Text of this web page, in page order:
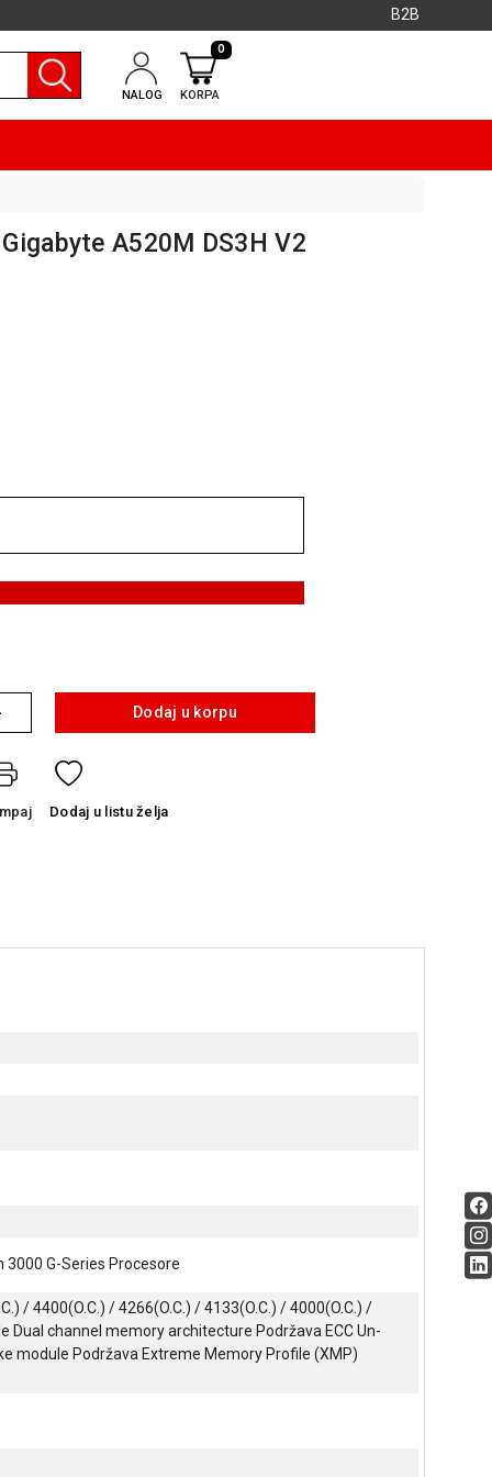
B2B
NALOG KORPA
0
A520M DS3H V2
Dodaj u korpu
Dodaj u listu želja
G-Series Procesore
/ 4400(O.C.) / 4266(O.C.) / 4133(O.C.) / 4000(O.C.) /
Dual channel memory architecture Podržava ECC Un-
module Podržava Extreme Memory Profile (XMP)